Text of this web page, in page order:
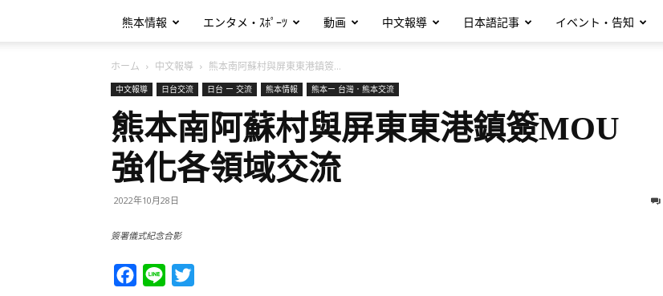
熊本情報 エンタメ・ｽﾎﾟｰﾂ 動画 中文報導 日本語記事 イベント・告知
ホーム 中文報導 熊本南阿蘇村與屏東東港鎮簽...
中文報導 日台交流 日台 ー 交流 熊本情報 熊本ー 台灣．熊本交流
熊本南阿蘇村與屏東東港鎮簽MOU
強化各領域交流
2022年10月28日
簽署儀式紀念合影
Facebook
Line